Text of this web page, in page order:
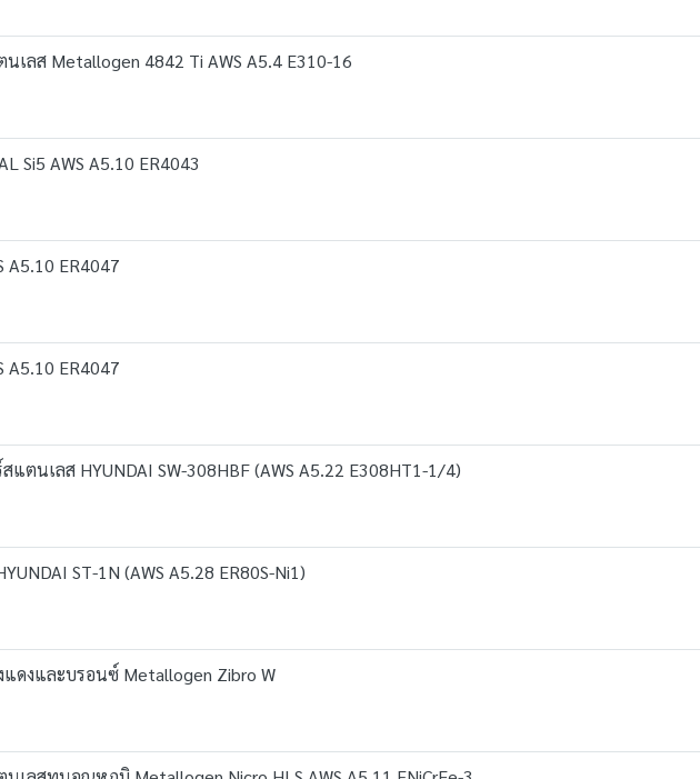
เลส Metallogen 4842 Ti AWS A5.4 E310-16
Si5 AWS A5.10 ER4043
A5.10 ER4047
A5.10 ER4047
ตนเลส HYUNDAI SW-308HBF (AWS A5.22 E308HT1-1/4)
ST-1N (AWS A5.28 ER80S-Ni1)
ดงและบรอนซ์ Metallogen Zibro W